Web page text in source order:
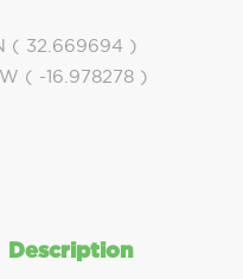
( 32.669694 )
( -16.978278 )
Description